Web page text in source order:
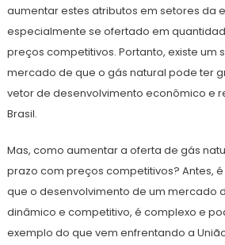
aumentar estes atributos em setores da
especialmente se ofertado em
preços competitivos. Portanto, existe um
mercado de que o gás natural pode ter
vetor de desenvolvimento econômico e
Brasil.
Mas, como aumentar a oferta de gás
prazo com preços competitivos? Antes,
que o desenvolvimento de um mercado
dinâmico e competitivo, é complexo e
exemplo do que vem enfrentando a